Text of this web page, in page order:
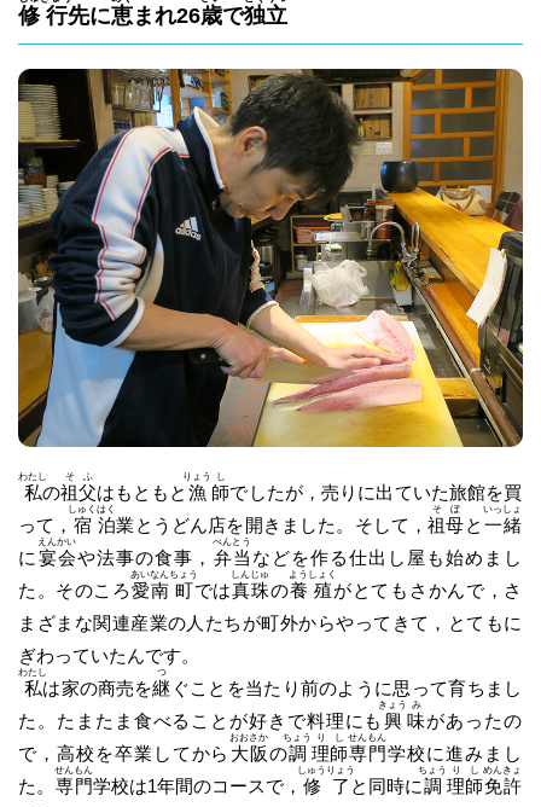
修 行先に恵まれ26歳で独立
私
わたし
の祖
そ
父
ふ
はもともと 漁
りょう
師
し
でしたが，売りに出ていた旅館を買
って， 宿
しゅく
泊
はく
業とうどん店を開きました。そして，祖
そ
母
ぼ
と 一
いっ
緒
しょ
に 宴
えん
会
かい
や法事の食事， 弁
べん
当
とう
などを作る仕出し屋も始めまし
た。そのころ愛
あい
南
なん
町
ちょう
では真
しん
珠
じゅ
の養
よう
殖
しょく
がとてもさかんで，さ
まざまな関連産業の人たちが町外からやってきて，とてもに
ぎわっていたんです。
私
わたし
は家の商売を継
つ
ぐことを当たり前のように思って育ちまし
た。たまたま食べることが好きで料理にも 興
きょう
味
み
があったの
で，高校を卒業してから 大
おお
阪
さか
の調
ちょう
理
り
師
し
専
せん
門
もん
学校に進みまし
た。 専
せん
門
もん
学校は1年間のコースで， 修
しゅう
了
りょう
と同時に調
ちょう
理
り
師
し
免
めん
許
きょ